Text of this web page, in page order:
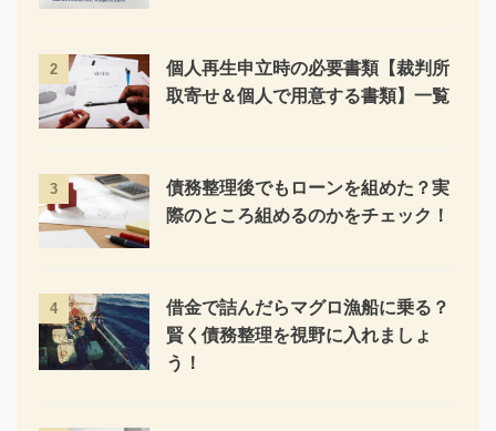
2
個人再生申立時の必要書類【裁判所
取寄せ＆個人で用意する書類】一覧
3
債務整理後でもローンを組めた？実
際のところ組めるのかをチェック！
4
借金で詰んだらマグロ漁船に乗る？
賢く債務整理を視野に入れましょ
う！